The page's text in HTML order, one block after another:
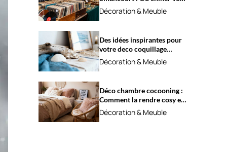
trésors ?
Décoration & Meuble
Des idées inspirantes pour
votre deco coquillage
marine
Décoration & Meuble
Déco chambre cocooning :
Comment la rendre cosy et
apaisante ?
Décoration & Meuble